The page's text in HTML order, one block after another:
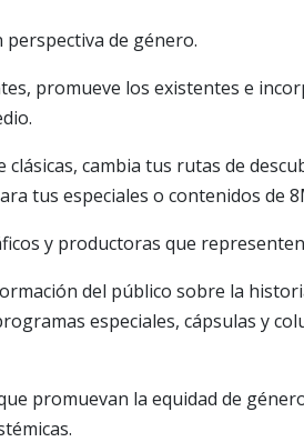
perspectiva de género.
promueve los existentes e
clásicas, cambia tus rutas de
tus especiales o contenidos de
y productoras que
del público sobre la
especiales, cápsulas y
promuevan la equidad de